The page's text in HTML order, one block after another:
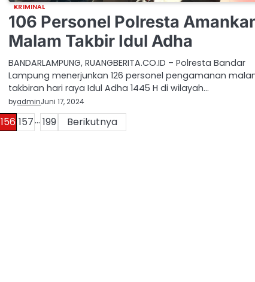
KRIMINAL
106 Personel Polresta
Malam Takbir Idul Adha
BANDARLAMPUNG, RUANGBERITA.CO.ID – Polresta Bandar
Lampung menerjunkan 126 personel pengamanan
takbiran hari raya Idul Adha 1445 H di wilayah…
byadminJuni 17, 2024
156 157… 199 Berikutnya